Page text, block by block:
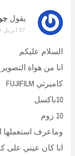
يقول
27 أبريل 2010 الساعة 2:31 م
السلام عليكم
انا من هواة التصوير
كاميرتي FUJIFILM
10باكسل
10 زوم
وماعرف استعملها
انا كان عيني على